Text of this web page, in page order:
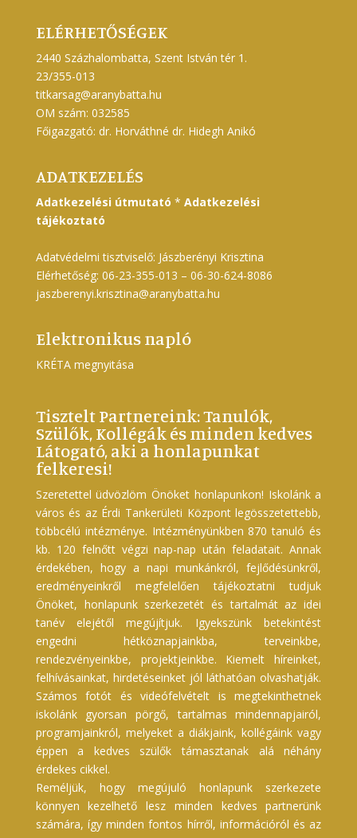
ELÉRHETŐSÉGEK
2440 Százhalombatta, Szent István tér 1.
23/355-013
titkarsag@aranybatta.hu
OM szám: 032585
Főigazgató: dr. Horváthné dr. Hidegh Anikó
ADATKEZELÉS
Adatkezelési útmutató * Adatkezelési
tájékoztató
Adatvédelmi tisztviselő: Jászberényi Krisztina
Elérhetőség: 06-23-355-013 – 06-30-624-8086
jaszberenyi.krisztina@aranybatta.hu
Elektronikus napló
KRÉTA megnyitása
Tisztelt Partnereink: Tanulók,
Szülők, Kollégák és minden kedves
Látogató, aki a honlapunkat
felkeresi!
Szeretettel üdvözlöm Önöket honlapunkon! Iskolánk a
város és az Érdi Tankerületi Központ legösszetettebb,
többcélú intézménye. Intézményünkben 870 tanuló és
kb. 120 felnőtt végzi nap-nap után feladatait. Annak
érdekében, hogy a napi munkánkról, fejlődésünkről,
eredményeinkről megfelelően tájékoztatni tudjuk
Önöket, honlapunk szerkezetét és tartalmát az idei
tanév elejétől megújítjuk. Igyekszünk betekintést
engedni hétköznapjainkba, terveinkbe,
rendezvényeinkbe, projektjeinkbe. Kiemelt híreinket,
felhívásainkat, hirdetéseinket jól láthatóan olvashatják.
Számos fotót és videófelvételt is megtekinthetnek
iskolánk gyorsan pörgő, tartalmas mindennapjairól,
programjainkról, melyeket a diákjaink, kollégáink vagy
éppen a kedves szülők támasztanak alá néhány
érdekes cikkel.
Reméljük, hogy megújuló honlapunk szerkezete
könnyen kezelhető lesz minden kedves partnerünk
számára, így minden fontos hírről, információról és az